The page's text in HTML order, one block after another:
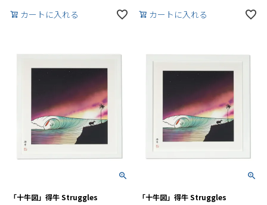
カートに入れる カートに入れる
「十牛図」得牛 Struggles
「十牛図」得牛 Struggles